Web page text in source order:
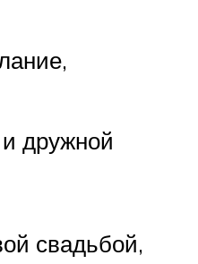
дружной
свадьбой,